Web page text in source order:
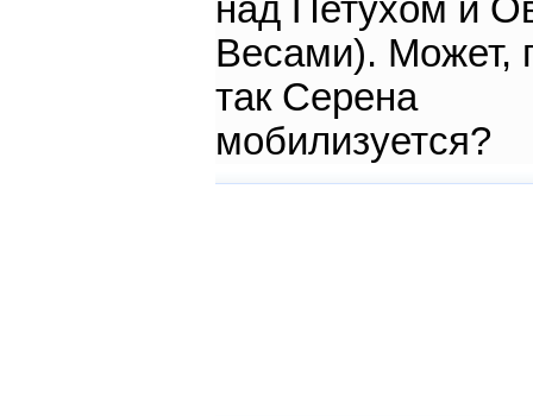
над Петухом и
Весами). Может,
так Серена
мобилизуется?